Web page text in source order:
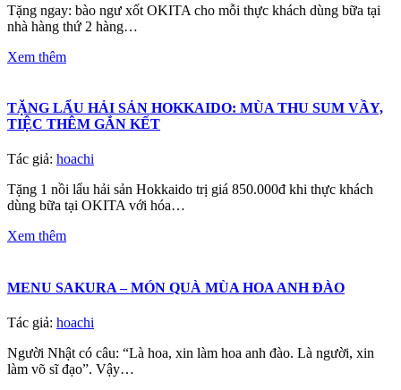
Tặng ngay: bào ngư xốt OKITA cho mỗi thực khách dùng bữa tại
nhà hàng thứ 2 hàng…
Xem thêm
TẶNG LẨU HẢI SẢN HOKKAIDO: MÙA THU SUM VẦY,
TIỆC THÊM GẮN KẾT
Tác giả: hoachi
Tặng 1 nồi lẩu hải sản Hokkaido trị giá 850.000đ khi thực khách
dùng bữa tại OKITA với hóa…
Xem thêm
MENU SAKURA – MÓN QUÀ MÙA HOA ANH ĐÀO
Tác giả: hoachi
Người Nhật có câu: “Là hoa, xin làm hoa anh đào. Là người, xin
làm võ sĩ đạo”. Vậy…